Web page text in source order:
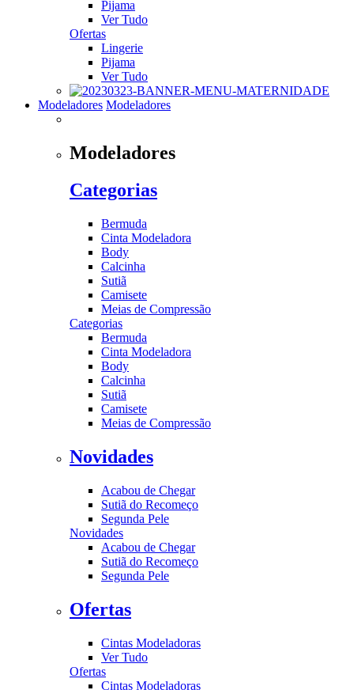
Pijama
Ver Tudo
Ofertas
Lingerie
Pijama
Ver Tudo
Modeladores Modeladores
Modeladores
Categorias
Bermuda
Cinta Modeladora
Body
Calcinha
Sutiã
Camisete
Meias de Compressão
Categorias
Bermuda
Cinta Modeladora
Body
Calcinha
Sutiã
Camisete
Meias de Compressão
Novidades
Acabou de Chegar
Sutiã do Recomeço
Segunda Pele
Novidades
Acabou de Chegar
Sutiã do Recomeço
Segunda Pele
Ofertas
Cintas Modeladoras
Ver Tudo
Ofertas
Cintas Modeladoras